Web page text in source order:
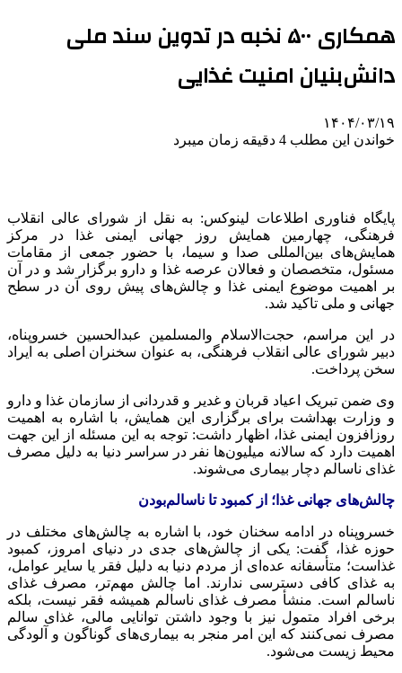
همکاری ۵۰۰ نخبه در تدوین سند ملی
دانش‌بنیان امنیت غذایی
۱۴۰۴/۰۳/۱۹
خواندن این مطلب 4 دقیقه زمان میبرد
پایگاه فناوری اطلاعات لینوکس: به نقل از شورای عالی انقلاب
فرهنگی، چهارمین همایش روز جهانی ایمنی غذا در مرکز
همایش‌های بین‌المللی صدا و سیما، با حضور جمعی از مقامات
مسئول، متخصصان و فعالان عرصه غذا و دارو برگزار شد و در آن
بر اهمیت موضوع ایمنی غذا و چالش‌های پیش روی آن در سطح
جهانی و ملی تاکید شد.
در این مراسم، حجت‌الاسلام والمسلمین عبدالحسین خسروپناه،
دبیر شورای عالی انقلاب فرهنگی، به عنوان سخنران اصلی به ایراد
سخن پرداخت.
وی ضمن تبریک اعیاد قربان و غدیر و قدردانی از سازمان غذا و دارو
و وزارت بهداشت برای برگزاری این همایش، با اشاره به اهمیت
روزافزون ایمنی غذا، اظهار داشت: توجه به این مسئله از این جهت
اهمیت دارد که سالانه میلیون‌ها نفر در سراسر دنیا به دلیل مصرف
غذای ناسالم دچار بیماری می‌شوند.
چالش‌های جهانی غذا؛ از کمبود تا ناسالم‌بودن
خسروپناه در ادامه سخنان خود، با اشاره به چالش‌های مختلف در
حوزه غذا، گفت: یکی از چالش‌های جدی در دنیای امروز، کمبود
غذاست؛ متأسفانه عده‌ای از مردم دنیا به دلیل فقر یا سایر عوامل،
به غذای کافی دسترسی ندارند. اما چالش مهم‌تر، مصرف غذای
ناسالم است. منشأ مصرف غذای ناسالم همیشه فقر نیست، بلکه
برخی افراد متمول نیز با وجود داشتن توانایی مالی، غذای سالم
مصرف نمی‌کنند که این امر منجر به بیماری‌های گوناگون و آلودگی
محیط زیست می‌شود.